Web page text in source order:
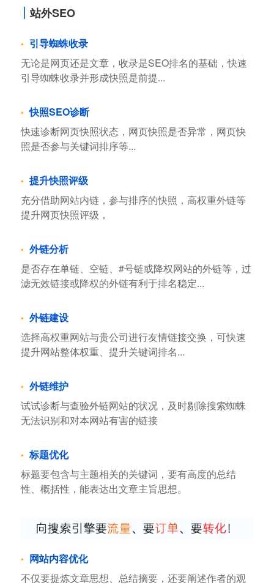
站外SEO
引导蜘蛛收录
无论是网页还是文章，收录是SEO排名的基础，快速
引导蜘蛛收录并形成快照是前提...
快照SEO诊断
快速诊断网页快照状态，网页快照是否异常，网页快
照是否参与关键词排序等...
提升快照评级
充分借助网站内链，参与排序的快照，高权重外链等
提升网页快照评级，
外链分析
是否存在单链、空链、#号链或降权网站的外链等，过
滤无效链接或降权的外链有利于排名稳定...
外链建设
选择高权重网站与贵公司进行友情链接交换，可快速
提升网站整体权重、提升关键词排名...
外链维护
试试诊断与查验外链网站的状况，及时剔除搜索蜘蛛
无法识别和对本网站有害的链接
标题优化
标题要包含与主题相关的关键词，要有高度的总结
性、概括性，能表达出文章主旨思想。
网站内容优化
不仅要提炼文章思想、总结摘要，还要阐述作者的观